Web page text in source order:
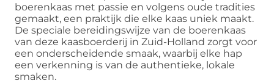
boerenkaas met passie en volgens oude tradities
gemaakt, een praktijk die elke kaas uniek maakt.
De speciale bereidingswijze van de boerenkaas
van deze kaasboerderij in Zuid-Holland zorgt voor
een onderscheidende smaak, waarbij elke hap
een verkenning is van de authentieke, lokale
smaken.